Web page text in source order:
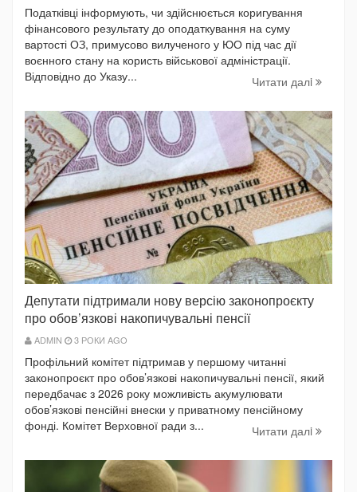
Податківці інформують, чи здійснюється коригування
фінансового результату до оподаткування на суму
вартості ОЗ, примусово вилученого у ЮО під час дії
воєнного стану на користь військової адміністрації.
Відповідно до Указу...
Читати далi
Депутати підтримали нову версію законопроєкту
про обов’язкові накопичувальні пенсії
ADMIN 3 РОКИ AGO
Профільний комітет підтримав у першому читанні
законопроєкт про обов’язкові накопичувальні пенсії, який
передбачає з 2026 року можливість акумулювати
обов’язкові пенсійні внески у приватному пенсійному
фонді. Комітет Верховної ради з...
Читати далi